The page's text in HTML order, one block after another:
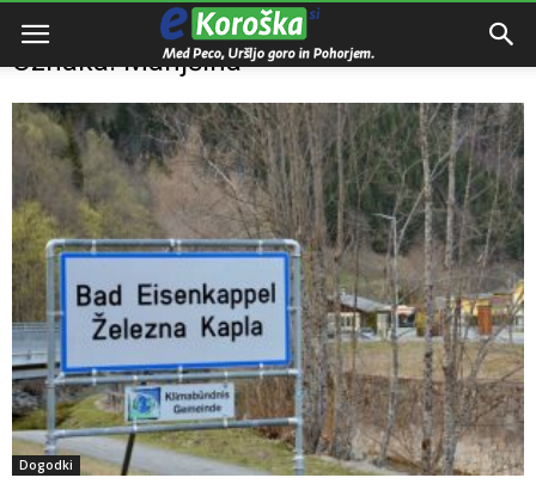
Domov Manjšina
Oznaka: Manjšina
Dogodki